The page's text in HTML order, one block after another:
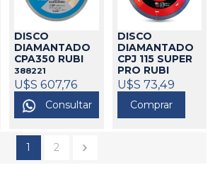
DISCO
DIAMANTADO
CPA350 RUBI
388221
U$S 607,76
Consultar
DISCO
DIAMANTADO
CPJ 115 SUPER
PRO RUBI
388200
U$S 73,49
Comprar
1 2